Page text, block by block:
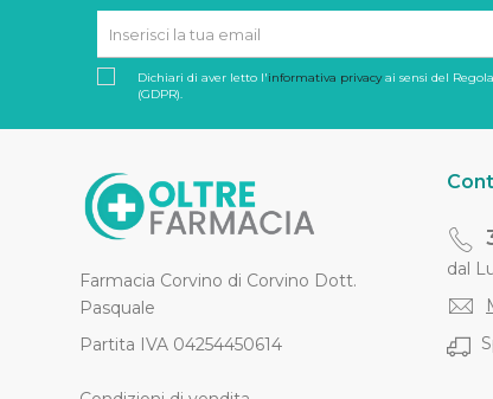
Dichiari di aver letto l'informativa privacyai sensi del
(GDPR).
Farmacia Corvino di Corvino Dott.
Pasquale
Partita IVA 04254450614
dal